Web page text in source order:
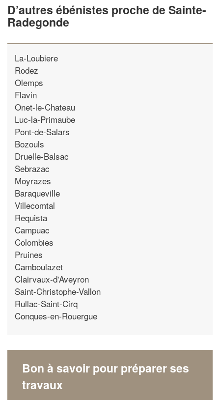
D’autres ébénistes proche de Sainte-
Radegonde
La-Loubiere
Rodez
Olemps
Flavin
Onet-le-Chateau
Luc-la-Primaube
Pont-de-Salars
Bozouls
Druelle-Balsac
Sebrazac
Moyrazes
Baraqueville
Villecomtal
Requista
Campuac
Colombies
Pruines
Camboulazet
Clairvaux-d'Aveyron
Saint-Christophe-Vallon
Rullac-Saint-Cirq
Conques-en-Rouergue
Bon à savoir pour préparer ses
travaux